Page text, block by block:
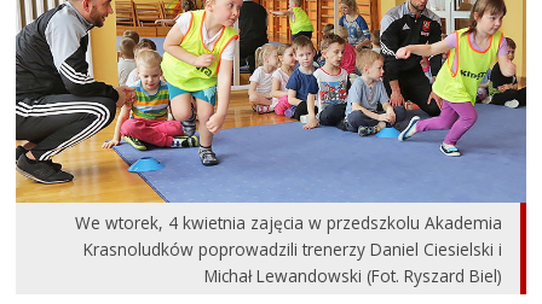
We wtorek, 4 kwietnia zajęcia w przedszkolu Akademia
Krasnoludków poprowadzili trenerzy Daniel Ciesielski i
Michał Lewandowski (Fot. Ryszard Biel)